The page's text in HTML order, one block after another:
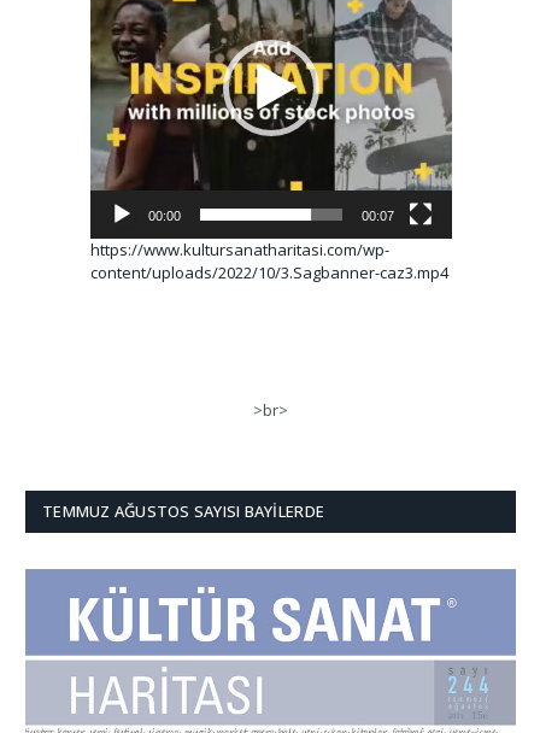
00:00 00:07
https://www.kultursanatharitasi.com/wp-
content/uploads/2022/10/3.Sagbanner-caz3.mp4
>br>
TEMMUZ AĞUSTOS SAYISI BAYILERDE